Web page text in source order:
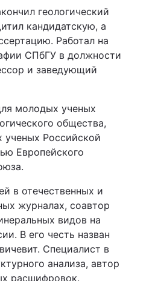
геологический
кандидатскую, а
Работал на
СПбГУ в должности
и заведующий
молодых ученых
общества,
Российской
Европейского
в отечественных и
журналах, соавтор
видов на
В его честь назван
Специалист в
анализа, автор
расшифровок.